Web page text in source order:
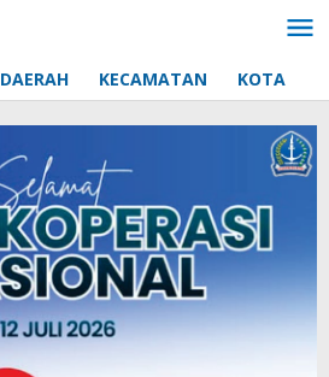
DAERAH KECAMATAN KOTA